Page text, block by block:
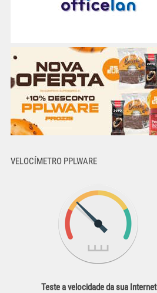
VELOCÍMETRO PPLWARE
Teste a velocidade da sua Internet